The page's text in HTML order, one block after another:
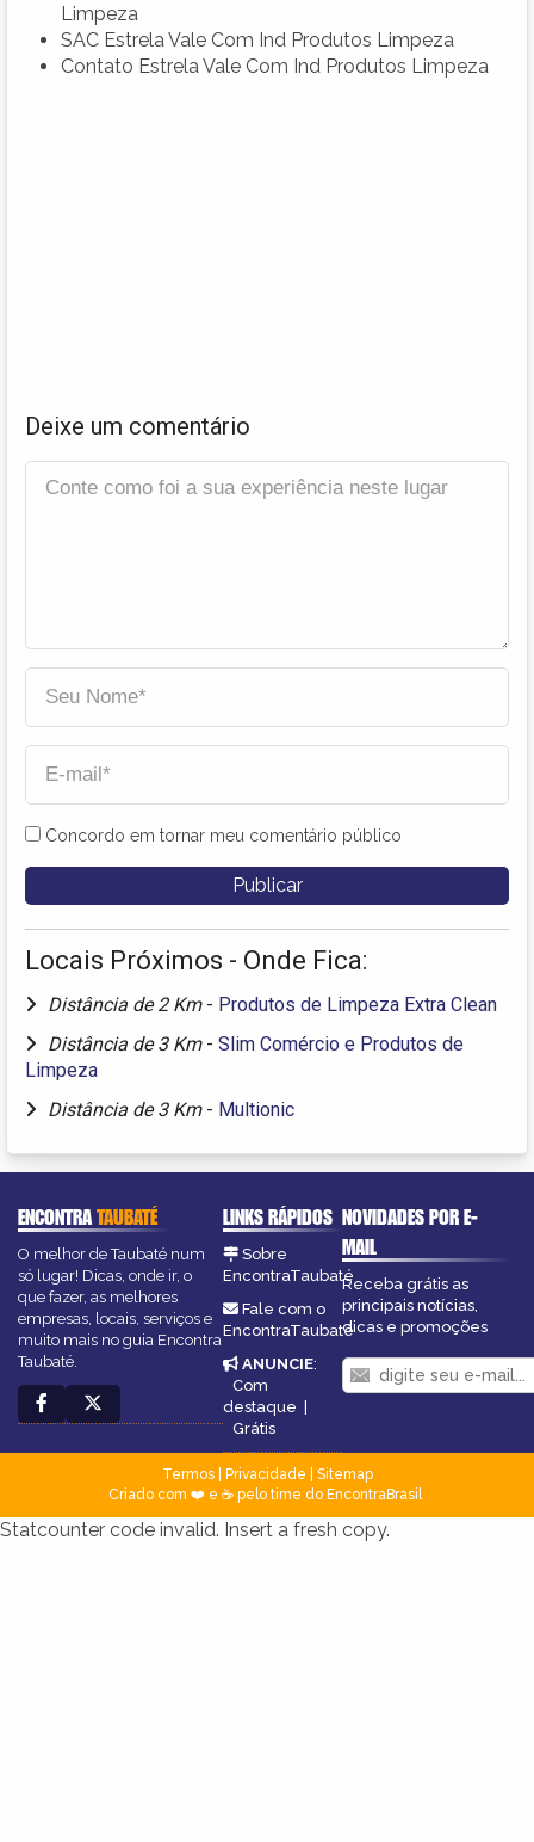
Limpeza
SAC Estrela Vale Com Ind Produtos Limpeza
Contato Estrela Vale Com Ind Produtos Limpeza
Deixe um comentário
Concordo em tornar meu comentário público
Locais Próximos - Onde Fica:
Distância de 2 Km - Produtos de Limpeza Extra Clean
Distância de 3 Km - Slim Comércio e Produtos de
Limpeza
Distância de 3 Km - Multionic
ENCONTRATAUBATÉ
O melhor de Taubaté num
só lugar! Dicas, onde ir, o
que fazer, as melhores
empresas, locais, serviços e
muito mais no guia Encontra
Taubaté.
LINKS RÁPIDOS
Sobre
EncontraTaubaté
Fale com o
EncontraTaubaté
ANUNCIE:
Com
destaque |
Grátis
NOVIDADES POR E-
MAIL
Receba grátis as
principais notícias,
dicas e promoções
Termos| Privacidade
Sitemap
Criado com ❤️ e ☕ pelo time do EncontraBrasil
Statcounter code invalid. Insert a fresh copy.